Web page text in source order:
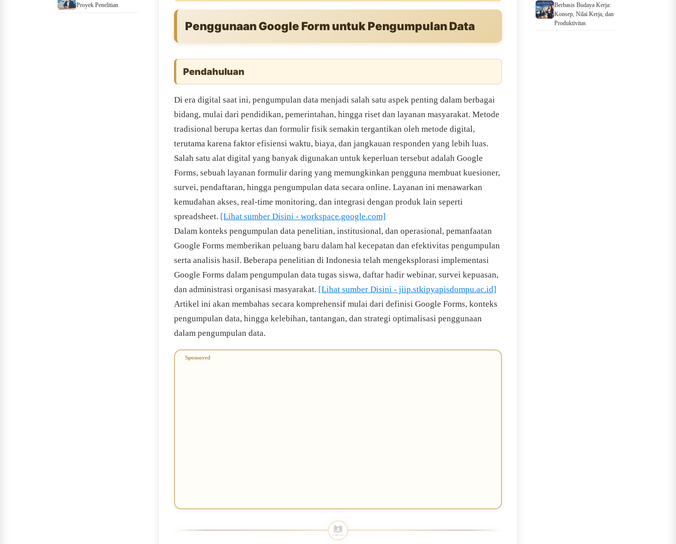
Proyek Penelitian
Penggunaan Google Form untuk Pengumpulan Data
Pendahuluan
Di era digital saat ini, pengumpulan data menjadi salah satu aspek penting dalam berbagai
bidang, mulai dari pendidikan, pemerintahan, hingga riset dan layanan masyarakat. Metode
tradisional berupa kertas dan formulir fisik semakin tergantikan oleh metode digital,
terutama karena faktor efisiensi waktu, biaya, dan jangkauan responden yang lebih luas.
Salah satu alat digital yang banyak digunakan untuk keperluan tersebut adalah Google
Forms, sebuah layanan formulir daring yang memungkinkan pengguna membuat kuesioner,
survei, pendaftaran, hingga pengumpulan data secara online. Layanan ini menawarkan
kemudahan akses, real-time monitoring, dan integrasi dengan produk lain seperti
spreadsheet. [Lihat sumber Disini - workspace.google.com]
Dalam konteks pengumpulan data penelitian, institusional, dan operasional, pemanfaatan
Google Forms memberikan peluang baru dalam hal kecepatan dan efektivitas pengumpulan
serta analisis hasil. Beberapa penelitian di Indonesia telah mengeksplorasi implementasi
Google Forms dalam pengumpulan data tugas siswa, daftar hadir webinar, survei kepuasan,
dan administrasi organisasi masyarakat. [Lihat sumber Disini - jiip.stkipyapisdompu.ac.id]
Artikel ini akan membahas secara komprehensif mulai dari definisi Google Forms, konteks
pengumpulan data, hingga kelebihan, tantangan, dan strategi optimalisasi penggunaan
dalam pengumpulan data.
Berbasis Budaya Kerja:
Konsep, Nilai Kerja, dan
Produktivitas